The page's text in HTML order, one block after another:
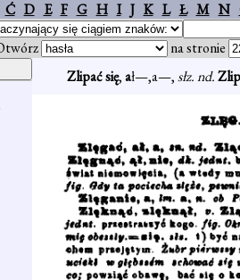
Ć D E F G H I J K L Ł M N
na stronie
Zlipać się,ał—,a—,słz. nd.